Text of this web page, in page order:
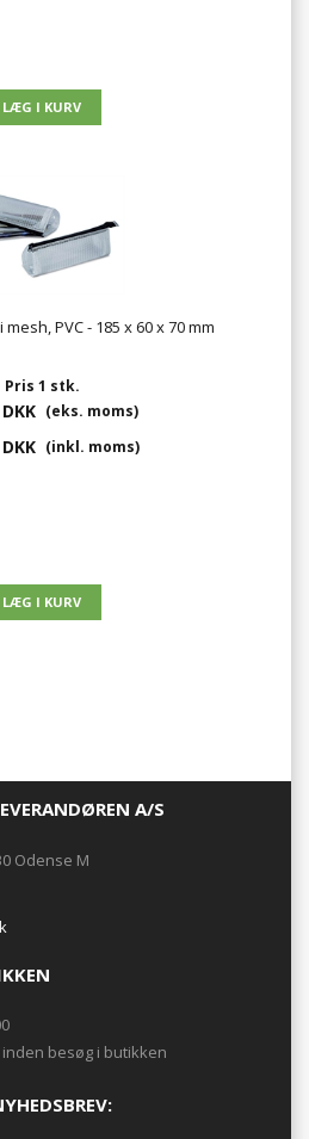
PVC - 185 x 60 x 70 mm
Pris 1 stk.
(eks. moms)
(inkl. moms)
A/S
Odense M
besøg i butikken